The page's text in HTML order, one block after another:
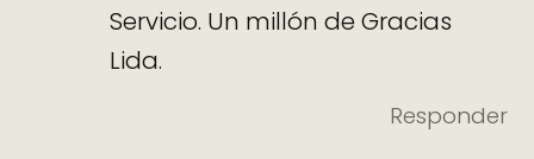
Servicio. Un millón de Gracias
Lida.
Responder